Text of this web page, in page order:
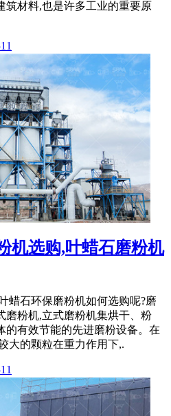
筑材料,也是许多工业的重要原
机选购,叶蜡石磨粉机
蜡石环保磨粉机如何选购呢?磨
磨粉机,立式磨粉机集烘干、粉
的有效节能的先进磨粉设备。在
大的颗粒在重力作用下,.